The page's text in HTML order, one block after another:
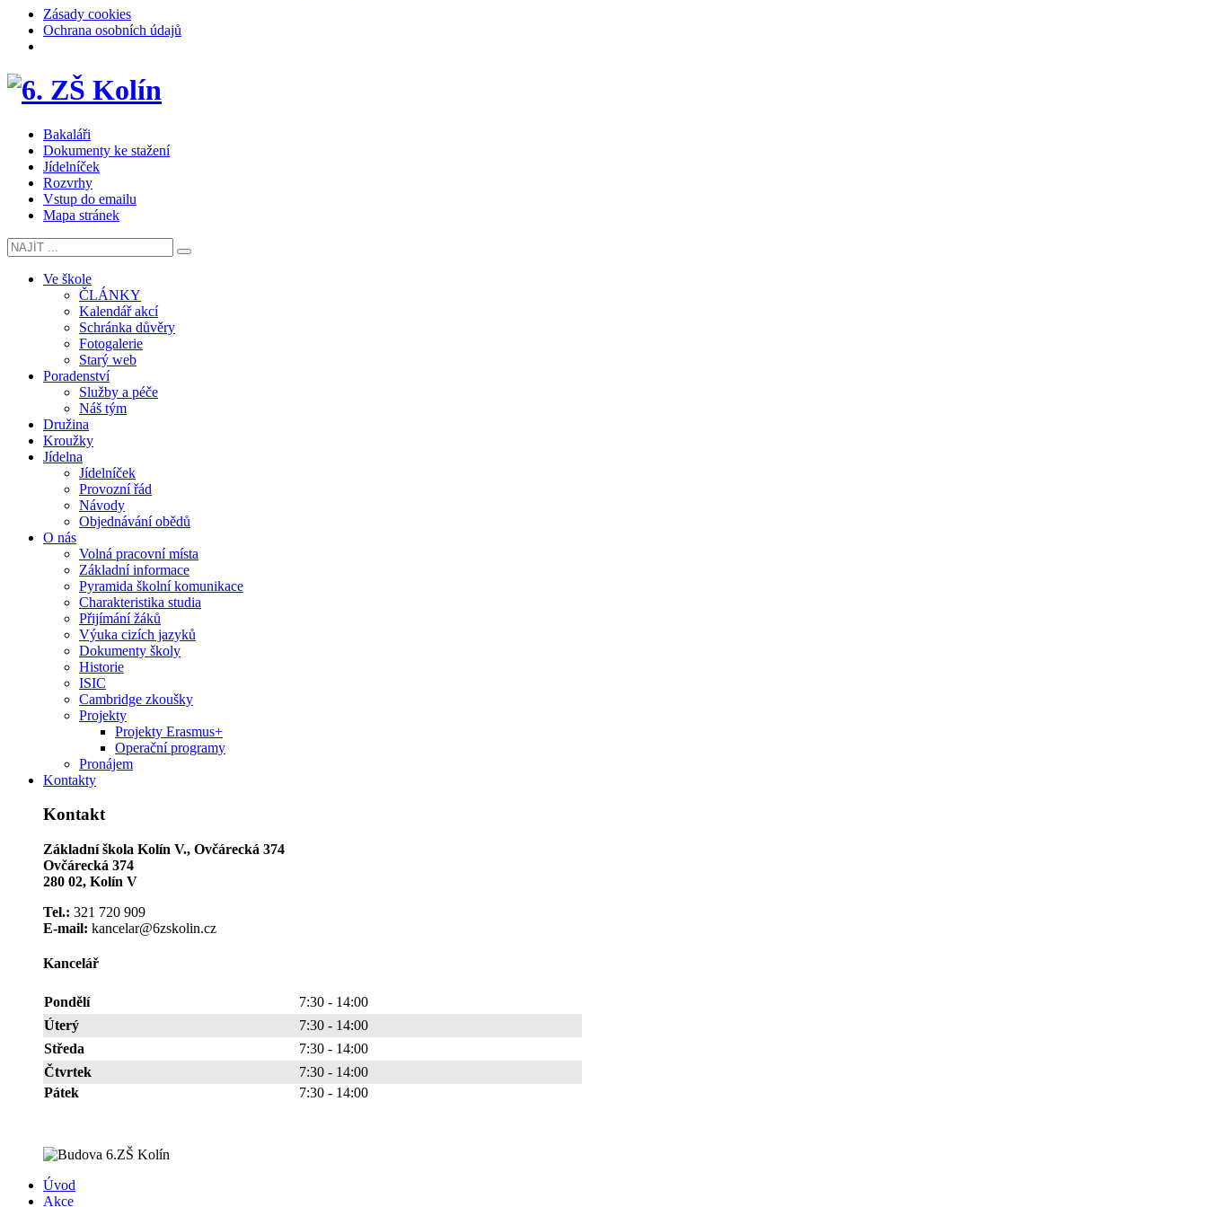
Zásady cookies
Ochrana osobních údajů
Bakaláři
Dokumenty ke stažení
Jídelníček
Rozvrhy
Vstup do emailu
Mapa stránek
Ve škole
ČLÁNKY
Kalendář akcí
Schránka důvěry
Fotogalerie
Starý web
Poradenství
Služby a péče
Náš tým
Družina
Kroužky
Jídelna
Jídelníček
Provozní řád
Návody
Objednávání obědů
O nás
Volná pracovní místa
Základní informace
Pyramida školní komunikace
Charakteristika studia
Přijímání žáků
Výuka cizích jazyků
Dokumenty školy
Historie
ISIC
Cambridge zkoušky
Projekty
Projekty Erasmus+
Operační programy
Pronájem
Kontakty
Kontakt
Základní škola Kolín V., Ovčárecká 374
Ovčárecká 374
280 02, Kolín V
Tel.: 321 720 909
E-mail: kancelar@6zskolin.cz
Kancelář
Pondělí
7:30 - 14:00
Úterý
7:30 - 14:00
Středa
7:30 - 14:00
Čtvrtek
7:30 - 14:00
Pátek
7:30 - 14:00
Úvod
Akce